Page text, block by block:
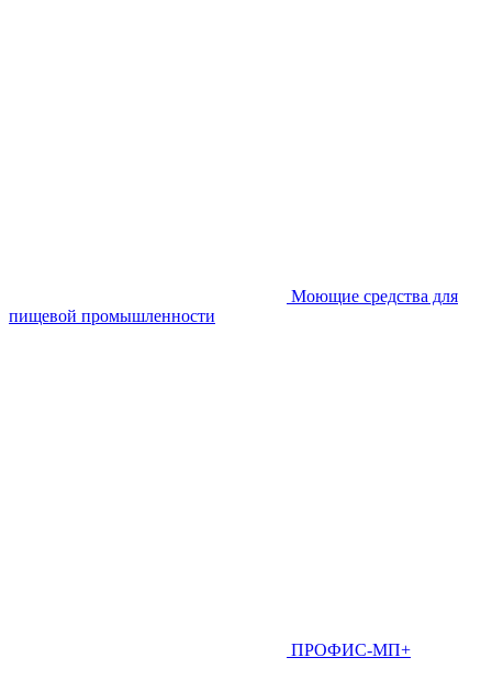
Моющие средства для
пищевой промышленности
ПРОФИС-МП+